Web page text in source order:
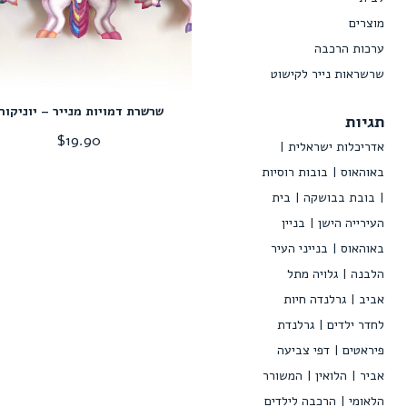
מוצרים
ערכות הרכבה
שרשראות נייר לקישוט
תגיות
אדריכלות ישראלית
באוהאוס
בובות רוסיות
בובת בבושקה
בית
העירייה הישן
בניין
באוהאוס
בנייני העיר
הלבנה
גלויה מתל
אביב
גרלנדה חיות
לחדר ילדים
גרלנדת
פיראטים
דפי צביעה
אביר
הלואין
המשורר
הלאומי
הרכבה לילדים
שרשרת דמויות מנייר –
$19.90